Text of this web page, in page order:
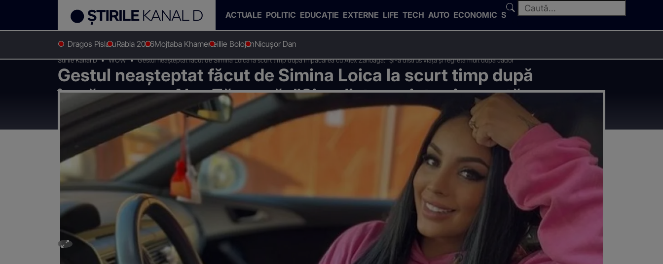
ACTUALE POLITIC EDUCAȚIE EXTERNE LIFE TECH AUTO ECONOMIC SPORT
Dragos PislaruRabla 2026Mojtaba KhameneiIlie BolojanNicușor Dan
Stirile Kanal D WOW Gestul neașteptat făcut de Simina Loica la scurt timp după împăcarea cu Alex Zănoagă: ”Și-a distrus viața și regretă mult după Jador”
Gestul neașteptat făcut de Simina Loica la scurt timp după
împăcarea cu Alex Zănoagă: ”Și-a distrus viața și regretă
mult după Jador”